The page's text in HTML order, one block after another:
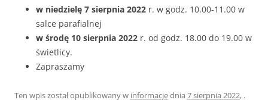
w niedzielę 7 sierpnia 2022 r. w godz. 10.00-11.00 w
salce parafialnej
w środę 10 sierpnia 2022 r. od godz. 18.00 do 19.00 w
świetlicy.
Zapraszamy
Ten wpis został opublikowany w informacjednia 7 sierpnia 2022, .